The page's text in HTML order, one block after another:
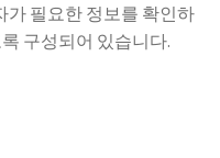
가 필요한 정보를 확인하
구성되어 있습니다.